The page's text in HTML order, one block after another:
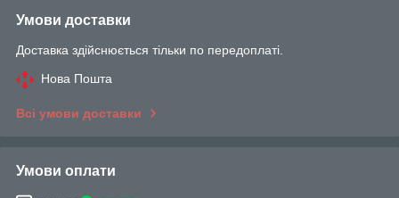
Умови доставки
Доставка здійснюється тільки по передоплаті.
Нова Пошта
Всі умови доставки
Умови оплати